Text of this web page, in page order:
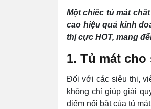
Một chiếc tủ mát
cao hiệu quả kinh
thị cực HOT, mang
1. Tủ mát
Đối với các siêu thị,
không chỉ giúp giải
điểm nổi bật của tủ